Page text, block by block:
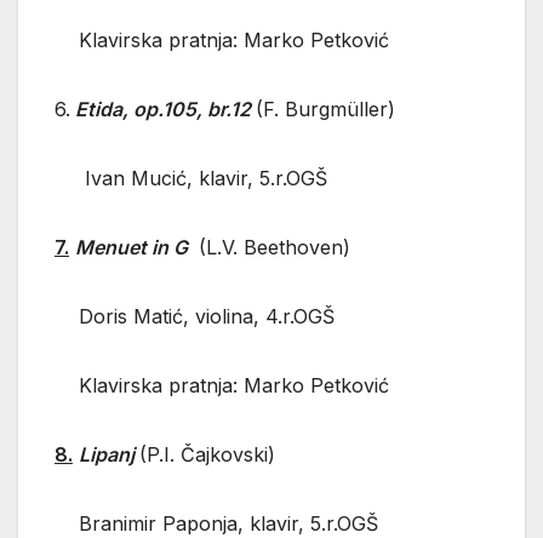
Klavirska pratnja: Marko Petković
6. Etida, op.105, br.12 (F. Burgmüller)
Ivan Mucić, klavir, 5.r.OGŠ
7. Menuet in G (L.V. Beethoven)
Doris Matić, violina, 4.r.OGŠ
Klavirska pratnja: Marko Petković
8. Lipanj(P.I. Čajkovski)
Branimir Paponja, klavir, 5.r.OGŠ